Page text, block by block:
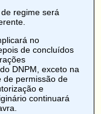
regime será
no
de concluídos
DNPM, exceto na
de permissão de
e
continuará